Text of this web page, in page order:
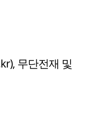
무단전재 및